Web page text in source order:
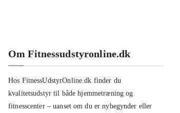
Om Fitnessudstyronline.dk
Hos FitnessUdstyrOnline.dk finder du
kvalitetsudstyr til både hjemmetræning og
fitnesscenter – uanset om du er nybegynder eller